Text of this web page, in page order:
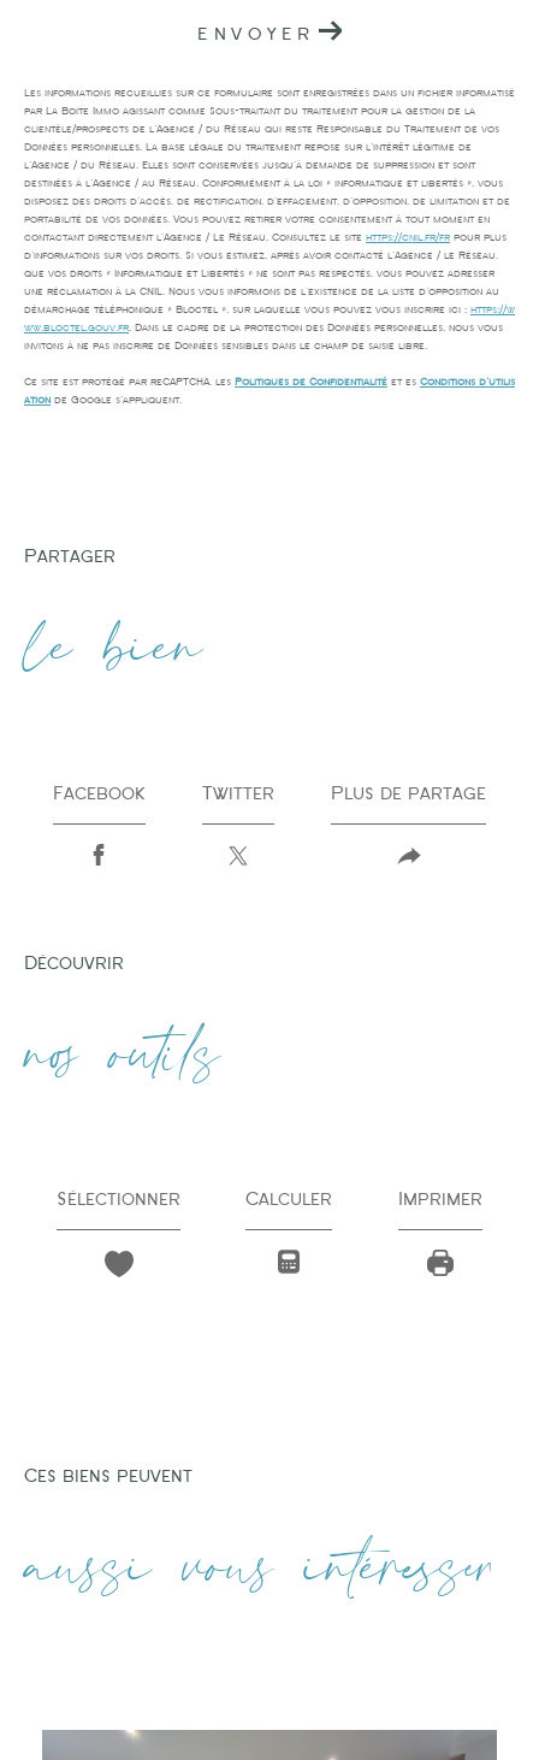
ENVOYER
Les informations recueillies sur ce formulaire sont enregistrées dans un fichier informatisé
par La Boite Immo agissant comme Sous-traitant du traitement pour la gestion de la
clientèle/prospects de l'Agence / du Réseau qui reste Responsable du Traitement de vos
Données personnelles. La base légale du traitement repose sur l'intérêt légitime de
l'Agence / du Réseau. Elles sont conservées jusqu'à demande de suppression et sont
destinées à l'Agence / au Réseau. Conformément à la loi « informatique et libertés », vous
disposez des droits d’accès, de rectification, d’effacement, d’opposition, de limitation et de
portabilité de vos données. Vous pouvez retirer votre consentement à tout moment en
contactant directement l’Agence / Le Réseau. Consultez le site https://cnil.fr/fr pour plus
d’informations sur vos droits. Si vous estimez, après avoir contacté l'Agence / le Réseau,
que vos droits « Informatique et Libertés » ne sont pas respectés, vous pouvez adresser
une réclamation à la CNIL. Nous vous informons de l’existence de la liste d'opposition au
démarchage téléphonique « Bloctel », sur laquelle vous pouvez vous inscrire ici : https://w
ww.bloctel.gouv.fr . Dans le cadre de la protection des Données personnelles, nous vous
invitons à ne pas inscrire de Données sensibles dans le champ de saisie libre.
Ce site est protégé par reCAPTCHA, les Politiques de Confidentialité et es Conditions d'utilis
ation de Google s'appliquent.
partager
le bien
Facebook Twitter Plus de partage
découvrir
nos outils
Sélectionner Calculer Imprimer
Ces biens peuvent
aussi vous intéresser